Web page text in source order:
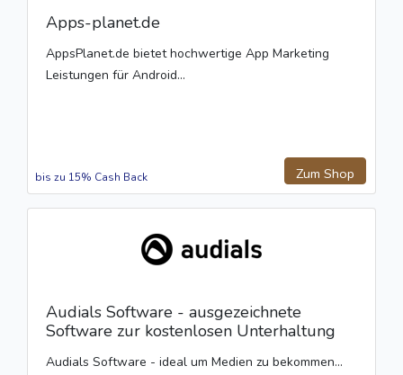
Apps-planet.de
AppsPlanet.de bietet hochwertige App Marketing
Leistungen für Android...
Zum Shop
bis zu 15% Cash Back
Audials Software - ausgezeichnete
Software zur kostenlosen Unterhaltung
Audials Software - ideal um Medien zu bekommen...